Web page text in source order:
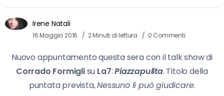
Irene Natali
16 Maggio 2016 2 Minuti di lettura 0 Commenti
Nuovo appuntamento questa sera con il talk show di
Corrado Formiglisu La7:Piazzapulita. Titolo della
puntata prevista,Nessuno li può giudicare.